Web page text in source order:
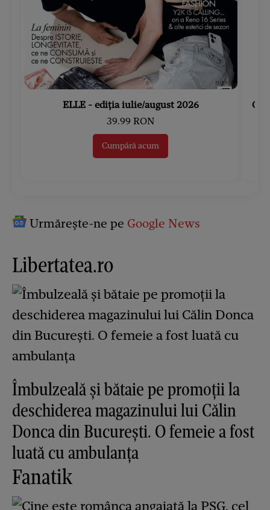
ELLE - ediția iulie/august 2026
39.99 RON
Cumpără acum
Urmărește-ne pe Google News
Libertatea.ro
Îmbulzeală și bătaie pe promoții la
deschiderea magazinului lui Călin
Donca din București. O femeie a fost
luată cu ambulanța
Fanatik